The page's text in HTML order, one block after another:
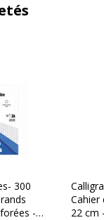
300
-
Cahier
22 cm